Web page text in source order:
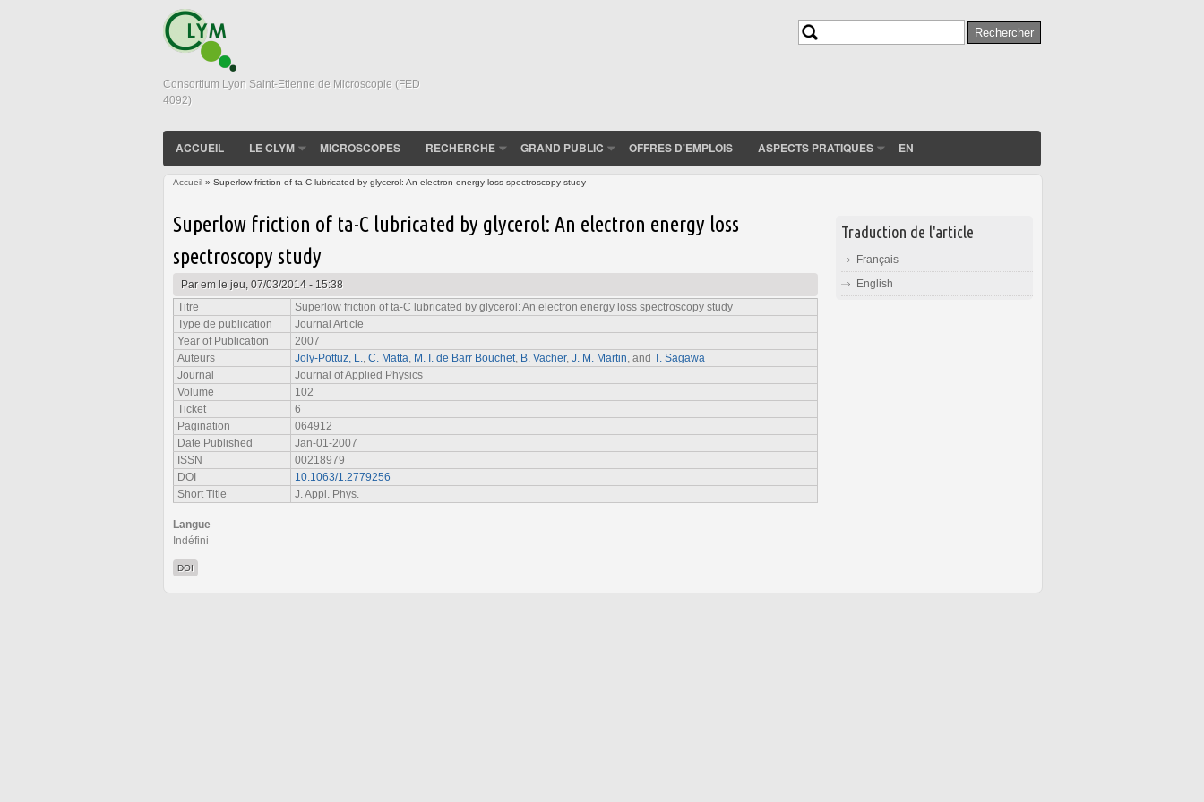
Consortium Lyon Saint-Etienne de Microscopie (FED
4092)
Rechercher
ACCUEIL LE CLYM MICROSCOPES RECHERCHE GRAND PUBLIC OFFRES D'EMPLOIS ASPECTS PRATIQUES EN
Accueil » Superlow friction of ta-C lubricated by glycerol: An electron energy loss spectroscopy study
Superlow friction of ta-C lubricated by glycerol: An electron energy loss
spectroscopy study
Parem le jeu, 07/03/2014 - 15:38
Titre
Superlow friction of ta-C lubricated by glycerol: An electron energy loss spectroscopy study
Type de publication
Journal Article
Year of Publication
2007
Auteurs
Joly-Pottuz, L. C. Matta M. I. de Barr Bouchet B. Vacher, J. M. Martin , and T. Sagawa
Journal
Journal of Applied Physics
Volume
102
Ticket
6
Pagination
064912
Date Published
Jan-01-2007
ISSN
00218979
DOI
10.1063/1.2779256
Short Title
J. Appl. Phys.
Langue
Indéfini
DOI
Traduction de l'article
Français
English